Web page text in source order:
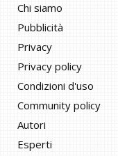
Chi siamo
Pubblicità
Privacy
Privacy policy
Condizioni d'uso
Community policy
Autori
Esperti